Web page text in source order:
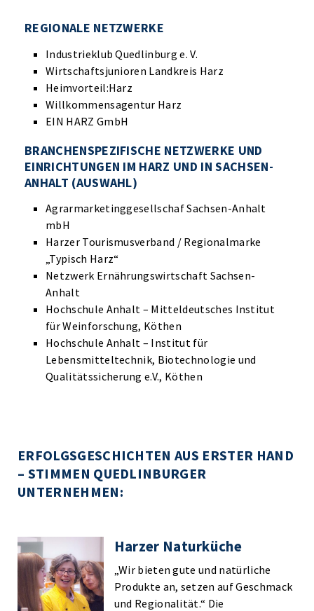
REGIONALE NETZWERKE
Industrieklub Quedlinburg e. V.
Wirtschaftsjunioren Landkreis Harz
Heimvorteil:Harz
Willkommensagentur Harz
EIN HARZ GmbH
BRANCHENSPEZIFISCHE NETZWERKE UND
EINRICHTUNGEN IM HARZ UND IN SACHSEN-
ANHALT (AUSWAHL)
Agrarmarketinggesellschaf Sachsen-Anhalt
mbH
Harzer Tourismusverband / Regionalmarke
„Typisch Harz“
Netzwerk Ernährungswirtschaft Sachsen-
Anhalt
Hochschule Anhalt – Mitteldeutsches Institut
für Weinforschung, Köthen
Hochschule Anhalt – Institut für
Lebensmitteltechnik, Biotechnologie und
Qualitätssicherung e.V., Köthen
ERFOLGSGESCHICHTEN AUS ERSTER HAND
– STIMMEN QUEDLINBURGER
UNTERNEHMEN:
Harzer Naturküche
„Wir bieten gute und natürliche
Produkte an, setzen auf Geschmack
und Regionalität.“ Die